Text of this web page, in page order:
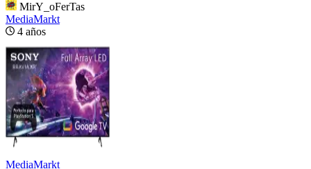
MirY_oFerTas
MediaMarkt
4 años
MediaMarkt